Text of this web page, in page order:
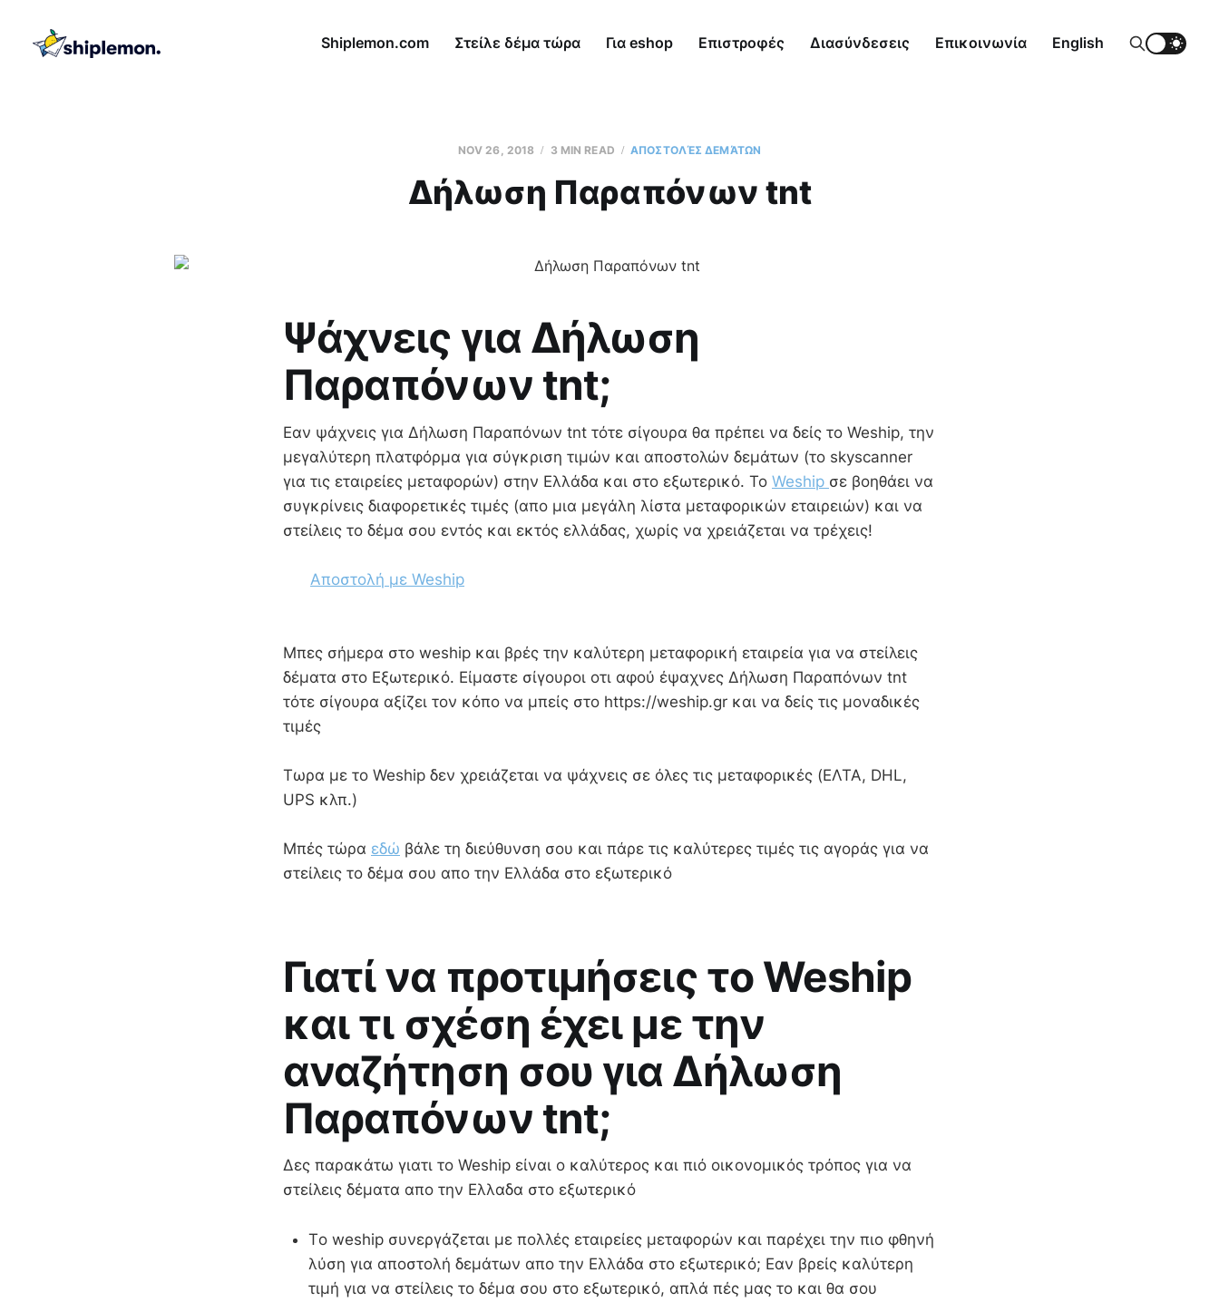
Shiplemon.com Στείλε δέμα τώρα Για eshop Επιστροφές Διασύνδεσεις Επικοινωνία English
NOV 26, 2018 3 MIN READ AΠΟΣΤΟΛΈΣ ΔΕΜΆΤΩΝ
Δήλωση Παραπόνων tnt
Ψάχνεις για Δήλωση
Παραπόνων tnt;
Εαν ψάχνεις για Δήλωση Παραπόνων tnt τότε σίγουρα θα πρέπει να δείς το Weship, την
μεγαλύτερη πλατφόρμα για σύγκριση τιμών και αποστολών δεμάτων (το skyscanner
για τις εταιρείες μεταφορών) στην Ελλάδα και στο εξωτερικό. Το Weship σε βοηθάει να
συγκρίνεις διαφορετικές τιμές (απο μια μεγάλη λίστα μεταφορικών εταιρειών) και να
στείλεις το δέμα σου εντός και εκτός ελλάδας, χωρίς να χρειάζεται να τρέχεις!
Αποστολή με Weship
Mπες σήμερα στο weship και βρές την καλύτερη μεταφορική εταιρεία για να στείλεις
δέματα στο Εξωτερικό. Είμαστε σίγουροι οτι αφού έψαχνες Δήλωση Παραπόνων tnt
τότε σίγουρα αξίζει τον κόπο να μπείς στο https://weship.gr και να δείς τις μοναδικές
τιμές
Τωρα με το Weship δεν χρειάζεται να ψάχνεις σε όλες τις μεταφορικές (ΕΛΤΑ, DHL,
UPS κλπ.)
Μπές τώρα εδώ βάλε τη διεύθυνση σου και πάρε τις καλύτερες τιμές τις αγοράς για να
στείλεις το δέμα σου απο την Ελλάδα στο εξωτερικό
Γιατί να προτιμήσεις το Weship
και τι σχέση έχει με την
αναζήτηση σου για Δήλωση
Παραπόνων tnt;
Δες παρακάτω γιατι το Weship είναι ο καλύτερος και πιό οικονομικός τρόπος για να
στείλεις δέματα απο την Ελλαδα στο εξωτερικό
Τo weship συνεργάζεται με πολλές εταιρείες μεταφορών και παρέχει την πιο φθηνή
λύση για αποστολή δεμάτων απο την Ελλάδα στο εξωτερικό; Εαν βρείς καλύτερη
τιμή για να στείλεις το δέμα σου στο εξωτερικό, απλά πές μας το και θα σου